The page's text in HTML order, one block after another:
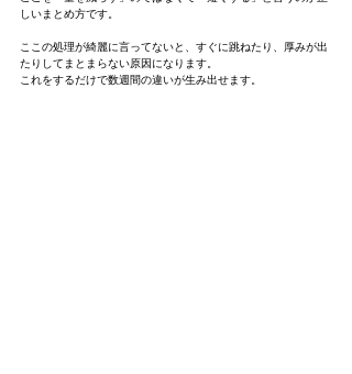
しいまとめ方です。
ここの処理が綺麗に言ってないと、すぐに跳ねたり、厚みが出
たりしてまとまらない原因になります。
これをするだけで数週間の違いが生み出せます。